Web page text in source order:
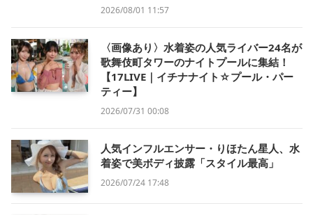
2026/08/01 11:57
〈画像あり〉水着姿の人気ライバー24名が
歌舞伎町タワーのナイトプールに集結！
【17LIVE｜イチナナイト☆プール・パー
ティー】
2026/07/31 00:08
人気インフルエンサー・りほたん星人、水
着姿で美ボディ披露「スタイル最高」
2026/07/24 17:48